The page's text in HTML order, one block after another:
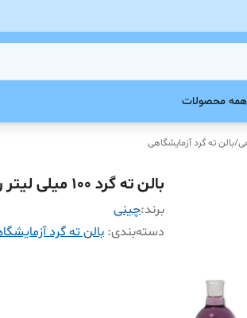
همه محصولات
/بالن ته گرد آزمایشگاهی
بالن ته گرد 100 میلی لیتر روداژدار آزمیشگاهی
برند:چینی
دسته‌بندی: بالن ته گرد